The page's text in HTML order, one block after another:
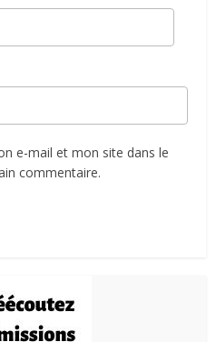
e-mail et mon site dans le
commentaire.